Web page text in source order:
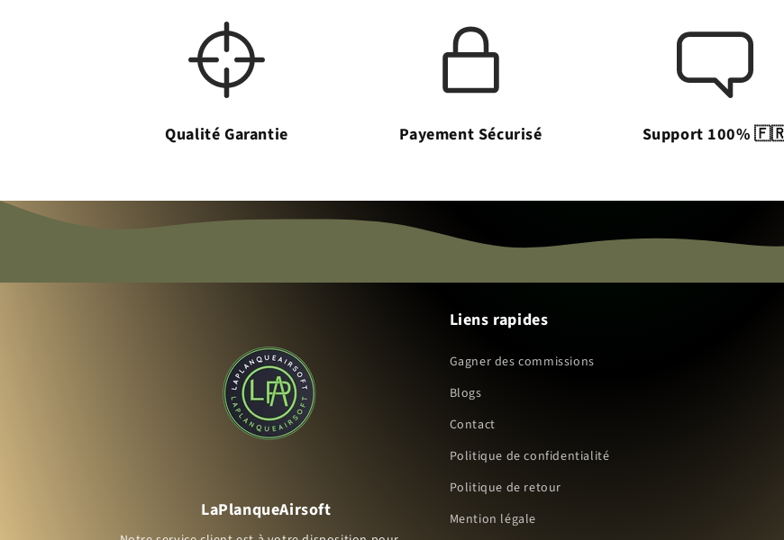
Qualité Garantie Payement Sécurisé Support 100%
LaPlanqueAirsoft
Liens rapides
Gagner des commissions
Blogs
Contact
Politique de confidentialité
Politique de retour
Mention légale